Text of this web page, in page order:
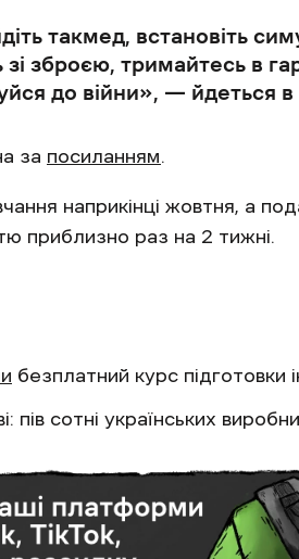
такмед, встановіть
зі зброєю, тримайтесь в
до війни», — йдеться в
за посиланням.
наприкінці жовтня, а
приблизно раз на 2 тижні.
безплатний курс підготовки
сотні українських